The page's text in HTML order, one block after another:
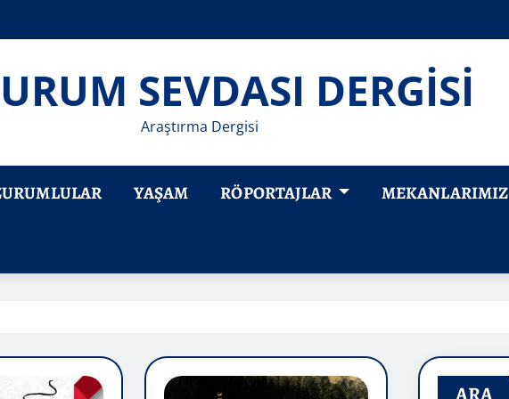
SEVDASI DERGİSİ
Araştırma Dergisi
YAŞAM RÖPORTAJLAR MEKANLARIMIZ